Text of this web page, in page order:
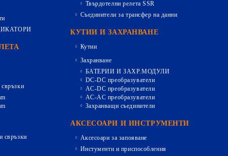
свръзки
свръзки
Твърдотелни релета SSR
Съединители за трансфер на данни
КУТИИ И ЗАХРАНВАНЕ
Кутии
Захранване
БАТЕРИИ И ЗАХР.МОДУЛИ
DC-DC преобразуватели
AC-DC преобразуватели
AC-AC преобразуватели
Захранващи съединители
АКСЕСОАРИ И ИНСТРУМЕНТИ
Аксесоари за запояване
Инстументи и приспособления